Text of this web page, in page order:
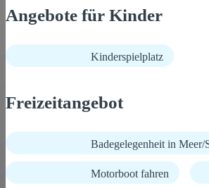
Angebote für Kinder
Kinderspielplatz
Freizeitangebot
Badegelegenheit in Meer/
Motorboot fahren